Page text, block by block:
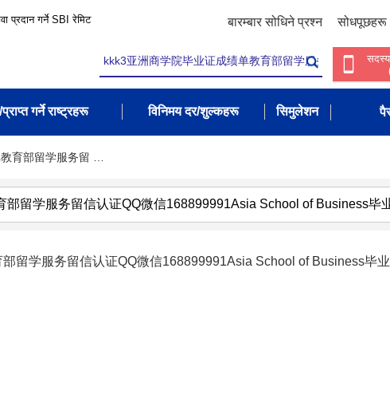
प्रदान गर्ने SBI रेमिट बारम्बार सोधिने प्रश्न सोधपूछहरू
गर्ने राष्ट्रहरू विनिमय दर/शुल्कहरू सिमुलेशन
育部留学服务留 …
部留学服务留信认证QQ微信168899991Asia School of Business毕